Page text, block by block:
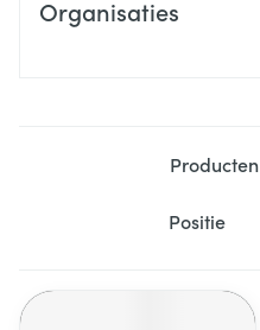
Organisaties
Producten
Sorteer op: